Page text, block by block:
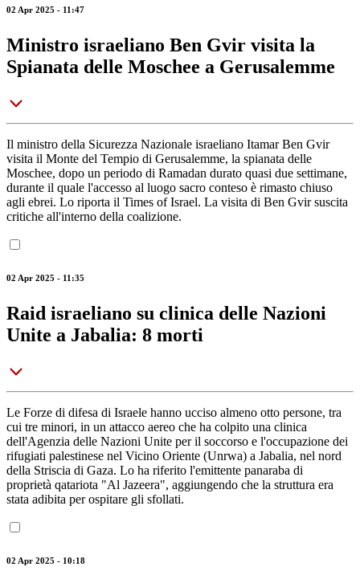
02 Apr 2025 - 11:47
Ministro israeliano Ben Gvir visita la
Spianata delle Moschee a Gerusalemme
Il ministro della Sicurezza Nazionale israeliano Itamar Ben Gvir
visita il Monte del Tempio di Gerusalemme, la spianata delle
Moschee, dopo un periodo di Ramadan durato quasi due settimane,
durante il quale l'accesso al luogo sacro conteso è rimasto chiuso
agli ebrei. Lo riporta il Times of Israel. La visita di Ben Gvir suscita
critiche all'interno della coalizione.
02 Apr 2025 - 11:35
Raid israeliano su clinica delle Nazioni
Unite a Jabalia: 8 morti
Le Forze di difesa di Israele hanno ucciso almeno otto persone, tra
cui tre minori, in un attacco aereo che ha colpito una clinica
dell'Agenzia delle Nazioni Unite per il soccorso e l'occupazione dei
rifugiati palestinese nel Vicino Oriente (Unrwa) a Jabalia, nel nord
della Striscia di Gaza. Lo ha riferito l'emittente panaraba di
proprietà qatariota "Al Jazeera", aggiungendo che la struttura era
stata adibita per ospitare gli sfollati.
02 Apr 2025 - 10:18